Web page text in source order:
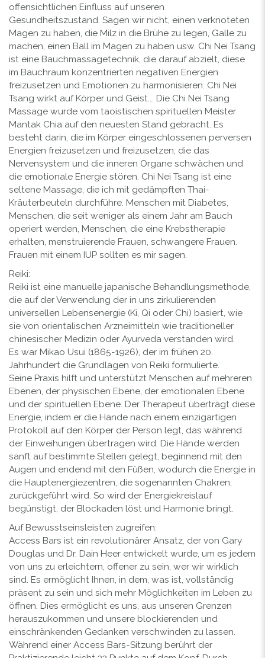
offensichtlichen Einfluss auf unseren
Gesundheitszustand. Sagen wir nicht, einen verknoteten
Magen zu haben, die Milz in die Brühe zu legen, Galle zu
machen, einen Ball im Magen zu haben usw. Chi Nei Tsang
ist eine Bauchmassagetechnik, die darauf abzielt, diese
im Bauchraum konzentrierten negativen Energien
freizusetzen und Emotionen zu harmonisieren. Chi Nei
Tsang wirkt auf Körper und Geist.… Die Chi Nei Tsang
Massage wurde vom taoistischen spirituellen Meister
Mantak Chia auf den neuesten Stand gebracht. Es
besteht darin, die im Körper eingeschlossenen perversen
Energien freizusetzen und freizusetzen, die das
Nervensystem und die inneren Organe schwächen und
die emotionale Energie stören. Chi Nei Tsang ist eine
seltene Massage, die ich mit gedämpften Thai-
Kräuterbeuteln durchführe. Menschen mit Diabetes,
Menschen, die seit weniger als einem Jahr am Bauch
operiert werden, Menschen, die eine Krebstherapie
erhalten, menstruierende Frauen, schwangere Frauen.
Frauen mit einem IUP sollten es mir sagen.
Reiki:
Reiki ist eine manuelle japanische Behandlungsmethode,
die auf der Verwendung der in uns zirkulierenden
universellen Lebensenergie (Ki, Qi oder Chi) basiert, wie
sie von orientalischen Arzneimitteln wie traditioneller
chinesischer Medizin oder Ayurveda verstanden wird.
Es war Mikao Usui (1865-1926), der im frühen 20.
Jahrhundert die Grundlagen von Reiki formulierte.
Seine Praxis hilft und unterstützt Menschen auf mehreren
Ebenen, der physischen Ebene, der emotionalen Ebene
und der spirituellen Ebene. Der Therapeut überträgt diese
Energie, indem er die Hände nach einem einzigartigen
Protokoll auf den Körper der Person legt, das während
der Einweihungen übertragen wird. Die Hände werden
sanft auf bestimmte Stellen gelegt, beginnend mit den
Augen und endend mit den Füßen, wodurch die Energie in
die Hauptenergiezentren, die sogenannten Chakren,
zurückgeführt wird. So wird der Energiekreislauf
begünstigt, der Blockaden löst und Harmonie bringt.
Auf Bewusstseinsleisten zugreifen:
Access Bars ist ein revolutionärer Ansatz, der von Gary
Douglas und Dr. Dain Heer entwickelt wurde, um es jedem
von uns zu erleichtern, offener zu sein, wer wir wirklich
sind. Es ermöglicht Ihnen, in dem, was ist, vollständig
präsent zu sein und sich mehr Möglichkeiten im Leben zu
öffnen. Dies ermöglicht es uns, aus unseren Grenzen
herauszukommen und unsere blockierenden und
einschränkenden Gedanken verschwinden zu lassen.
Während einer Access Bars-Sitzung berührt der